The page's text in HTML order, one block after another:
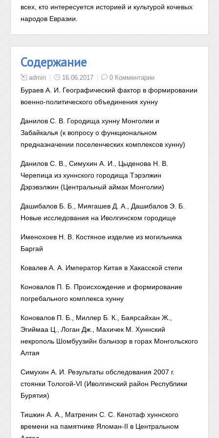
всех, кто интересуется историей и культурой кочевых
народов Евразии.
Содержание
admin 16.06.2017 0 Комментарии
Бураев А. И. Географический фактор в формировании
военно-политического объединения хунну
Данилов С. В. Городища хунну Монголии и
Забайкалья (к вопросу о функциональном
предназначении поселенческих комплексов хунну)
Данилов С. В., Симухин А. И., Цыденова Н. В.
Черепица из хуннского городища Тэрэлжин
Дэрэвэлжин (Центральный аймак Монголии)
Дашибалов Б. Б., Миягашев Д. А., Дашибалов Э. Б.
Новые исследования на Иволгинском городище
Именохоев Н. В. Костяное изделие из могильника
Баргай
Ковалев А. А. Император Китая в Хакасской степи
Коновалов П. Б. Происхождение и формирование
погребального комплекса хунну
Коновалов П. Б., Миллер Б. К., Баярсайхан Ж.,
Эгиймаа Ц., Логан Дж., Махичек М. Хуннский
некрополь Шомбуузийн бэльчээр в горах Монгольского
Алтая
Симухин А. И. Результаты обследования 2007 г.
стоянки Тологой-VI (Иволгинский район Республики
Бурятия)
Тишкин А. А., Матренин С. С. Кенотаф хуннского
времени на памятнике Яломан-II в Центральном